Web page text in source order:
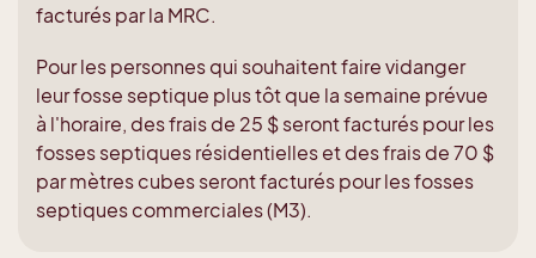
facturés par la MRC.
Pour les personnes qui souhaitent faire vidanger
leur fosse septique plus tôt que la semaine prévue
à l'horaire, des frais de 25 $ seront facturés pour les
fosses septiques résidentielles et des frais de 70 $
par mètres cubes seront facturés pour les fosses
septiques commerciales (M3).